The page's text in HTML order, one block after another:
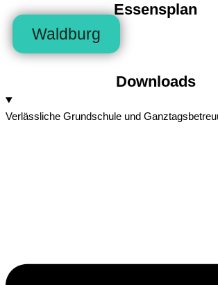
Essensplan
Waldburg
Downloads
Verlässliche Grundschule und